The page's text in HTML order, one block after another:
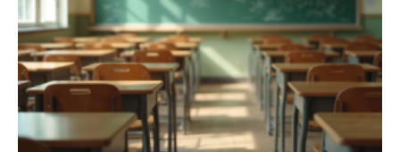
rejette
des
recours
contre
les
«